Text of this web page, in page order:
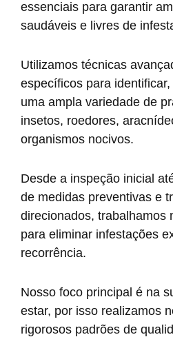
essenciais para garantir
saudáveis e livres de
Utilizamos técnicas
específicos para
uma ampla variedade de
insetos, roedores,
organismos nocivos.
Desde a inspeção inicial
de medidas preventivas e
direcionados, trabalhamos
para eliminar infestações
recorrência.
Nosso foco principal é na
estar, por isso realizamos
rigorosos padrões de